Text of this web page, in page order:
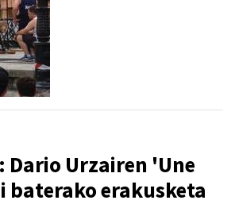
Dario Urzairen 'Une
baterako erakusketa